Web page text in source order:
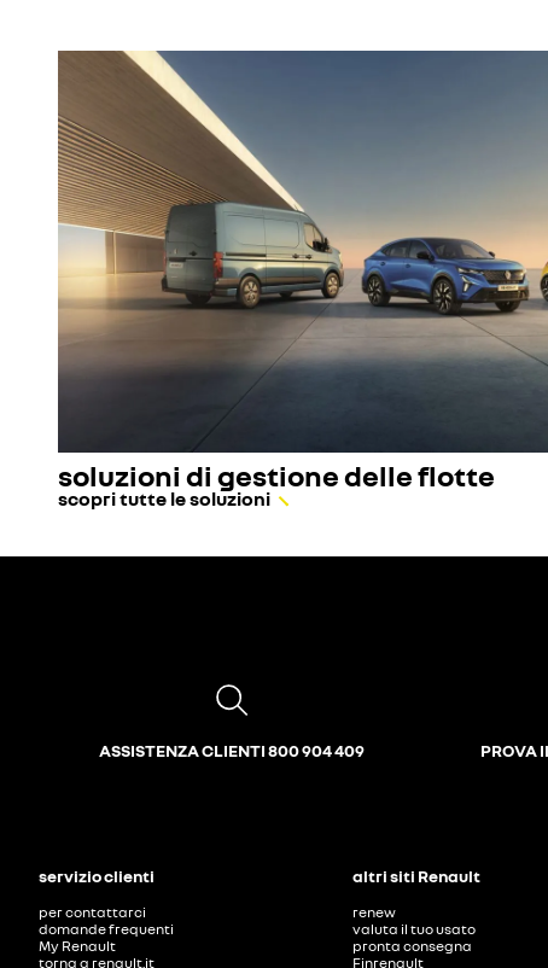
soluzioni di gestione delle flotte
scopri tutte le soluzioni
ASSISTENZA CLIENTI 800 904 409 PROVA
servizio clienti
per contattarci
domande frequenti
My Renault
torna a renault.it
altri siti Renault
renew
valuta il tuo usato
pronta consegna
Finrenault